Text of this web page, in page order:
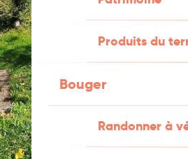
Produits du
Bouger
Randonner à